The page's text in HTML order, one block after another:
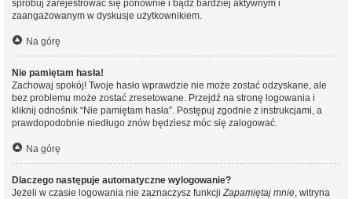
spróbuj zarejestrować się ponownie i bądź bardziej aktywnym i
zaangażowanym w dyskusje użytkownikiem.
Na górę
Nie pamiętam hasła!
Zachowaj spokój! Twoje hasło wprawdzie nie może zostać odzyskane, ale
bez problemu może zostać zresetowane. Przejdź na stronę logowania i
kliknij odnośnik “Nie pamiętam hasła”. Postępuj zgodnie z instrukcjami, a
prawdopodobnie niedługo znów będziesz móc się zalogować.
Na górę
Dlaczego następuje automatyczne wylogowanie?
Jeżeli w czasie logowania nie zaznaczysz funkcjiZapamiętaj mnie, witryna